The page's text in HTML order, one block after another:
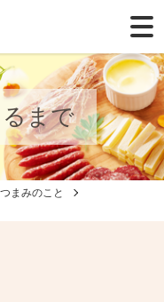
まで
まみのこと